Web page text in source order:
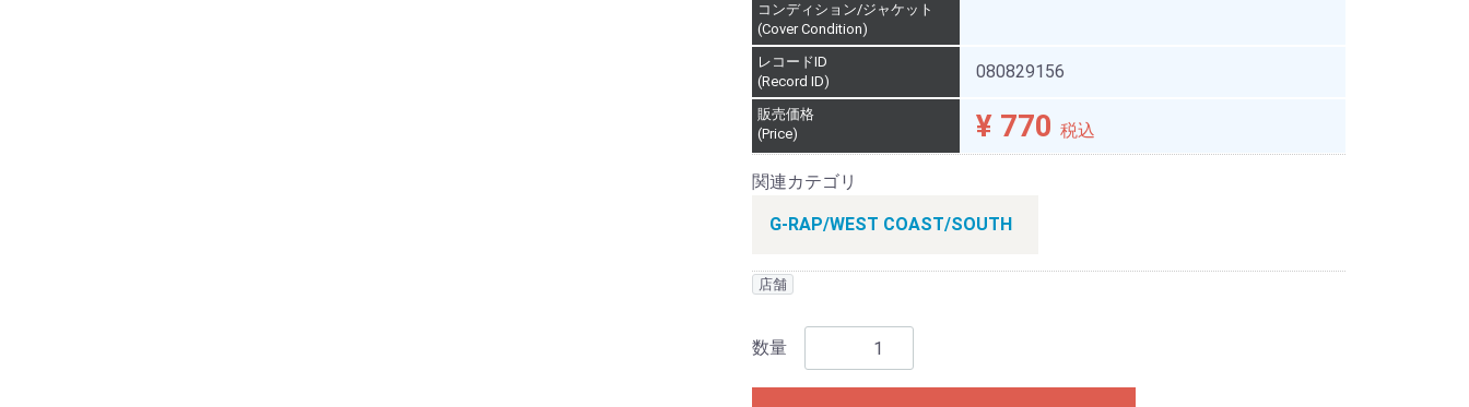
コンディション/ジャケット
(Cover Condition)
レコードID
(Record ID)
080829156
販売価格
(Price)
¥ 770 税込
関連カテゴリ
G-RAP/WEST COAST/SOUTH
店舗
数量